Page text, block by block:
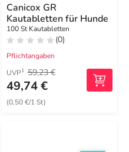
Canicox GR
Kautabletten für Hunde
100 St Kautabletten
(0)
Pflichtangaben
UVP1 59,23 €
49,74 €
(0,50 €/1 St)